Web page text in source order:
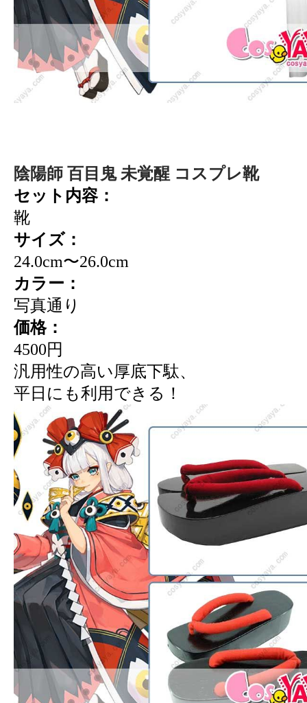
陰陽師 百目鬼 未覚醒 コスプレ靴
セット内容：
靴
サイズ：
24.0cm〜26.0cm
カラー：
写真通り
価格：
4500円
汎用性の高い厚底下駄、
平日にも利用できる！